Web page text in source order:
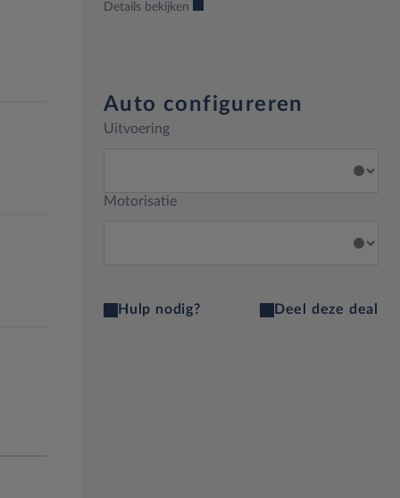
Details bekijken
Auto configureren
Uitvoering
Motorisatie
Hulp nodig? Deel deze deal